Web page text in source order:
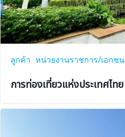
ลูกค้า หน่วยงานราชการ/เอกชน
การท่องเที่ยวแห่งประเทศไทย